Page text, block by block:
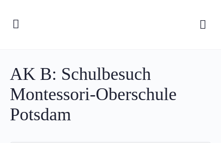
AK B: Schulbesuch
Montessori-Oberschule
Potsdam